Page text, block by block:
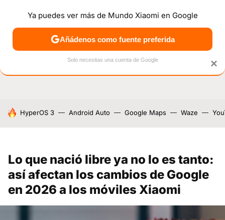
NOTICIAS MÓVILES TUTORIALES OFERTAS
HOY SE HABLA DE
HyperOS 3 Android Auto Google Maps Waze
Lo que nació libre ya no lo es tanto:
así afectan los cambios de Google
en 2026 a los móviles Xiaomi
×
Ya puedes ver más de Mundo Xiaomi en Google
Añádenos como fuente preferida
Solo necesitas una cuenta de Google